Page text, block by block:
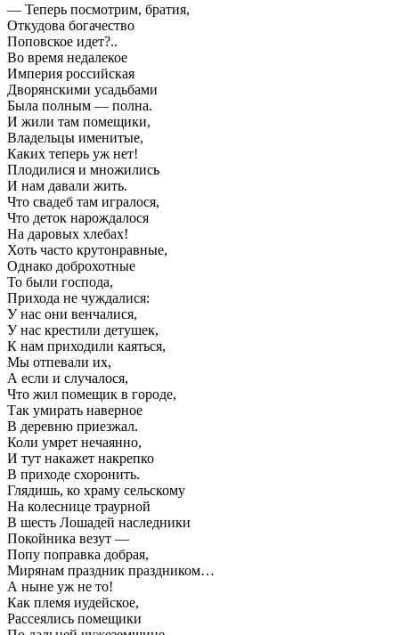
— Теперь посмотрим, братия,
Откудова богачество
Поповское идет?..
Во время недалекое
Империя российская
Дворянскими усадьбами
Была полным — полна.
И жили там помещики,
Владельцы именитые,
Каких теперь уж нет!
Плодилися и множились
И нам давали жить.
Что свадеб там игралося,
Что деток нарождалося
На даровых хлебах!
Хоть часто крутонравные,
Однако доброхотные
То были господа,
Прихода не чуждалися:
У нас они венчалися,
У нас крестили детушек,
К нам приходили каяться,
Мы отпевали их,
А если и случалося,
Что жил помещик в городе,
Так умирать наверное
В деревню приезжал.
Коли умрет нечаянно,
И тут накажет накрепко
В приходе схоронить.
Глядишь, ко храму сельскому
На колеснице траурной
В шесть Лошадей наследники
Покойника везут —
Попу поправка добрая,
Мирянам праздник праздником…
А ныне уж не то!
Как племя иудейское,
Рассеялись помещики